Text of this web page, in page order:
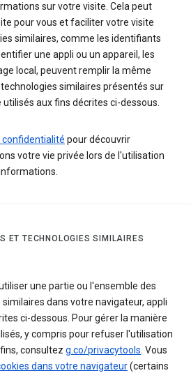
sur votre visite. Cela peut
pour vous et faciliter votre visite
similaires, comme les identifiants
une appli ou un appareil, les
local, peuvent remplir la même
similaires présentés sur
aux fins décrites ci-dessous.
confidentialité pour découvrir
votre vie privée lors de l'utilisation
ET TECHNOLOGIES SIMILAIRES
une partie ou l'ensemble des
dans votre navigateur, appli
ci-dessous. Pour gérer la manière
y compris pour refuser l'utilisation
consultez g.co/privacytools. Vous
dans votre navigateur(certains